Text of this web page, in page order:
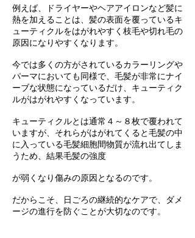
例えば、ドライヤーやヘアアイロンなど髪に
熱を加えることは、髪の表面を覆っているキ
ューティクルをはがれやすく枝毛や切れ毛の
原因になりやすくなります。
今では多くの方がされているカラーリングや
パーマにおいても同様で、毛髪が非常にナイ
ーブな状態になっているだけ、キューティク
ルがはがれやすくなっています。
キューティクルとは通常４～８枚で覆われて
いますが、それらがはがれてくると毛髪の中
に入っている毛髪細胞間物質が流れ出てしま
うため、結果毛髪の強度
が弱くなり傷みの原因となるのです。
だからこそ、日ごろの継続的なケアで、ダメ
ージの進行を防ぐことが大切なのです。